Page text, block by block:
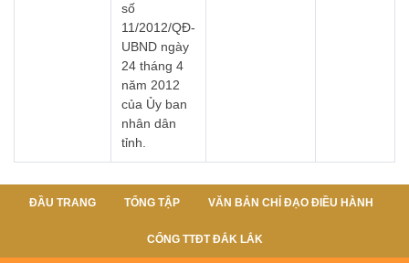
số
11/2012/QĐ-
UBND ngày
24 tháng 4
năm 2012
của Ủy ban
nhân dân
tỉnh.
ĐẦU TRANG TỔNG TẬP VĂN BẢN CHỈ ĐẠO ĐIỀU HÀNH
CỔNG TTĐT ĐẮK LẮK